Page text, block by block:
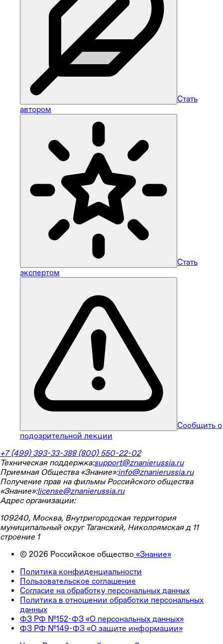
Стать
автором
Стать
экспертом
Сообщить о
подозрительной лекции
+7 (499) 393-33-388 (800) 550-22-02
Техническая поддержка:support@znanierussia.ru
Приемная Общества «Знание»:info@znanierussia.ru
Получение прав на фильмы Российского общества
«Знание»:license@znanierussia.ru
Адрес организации:
109240, Москва, Внутригородская территория
муниципальный округ Таганский, Николоямская д 11
строение 1
© 2026 Российское общество «Знание»
Политика конфиденциальности
Пользовательское соглашение
Согласие на обработку персональных данных
Политика в отношении обработки персональных
данных
ФЗ РФ №152-ФЗ «О персональных данных»
ФЗ РФ №149-ФЗ «О защите информации»